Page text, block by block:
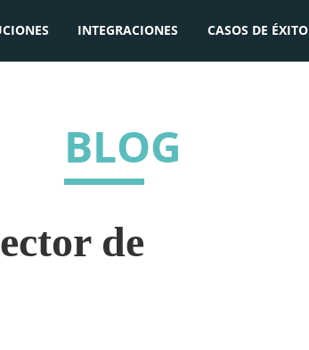
INTEGRACIONES CASOS DE ÉXITO
BLOG
de